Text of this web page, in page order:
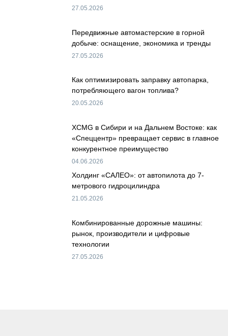
27.05.2026
Передвижные автомастерские в горной
добыче: оснащение, экономика и тренды
27.05.2026
Как оптимизировать заправку автопарка,
потребляющего вагон топлива?
20.05.2026
XCMG в Сибири и на Дальнем Востоке: как
«Спеццентр» превращает сервис в главное
конкурентное преимущество
04.06.2026
Холдинг «САЛЕО»: от автопилота до 7-
метрового гидроцилиндра
21.05.2026
Комбинированные дорожные машины:
рынок, производители и цифровые
технологии
27.05.2026